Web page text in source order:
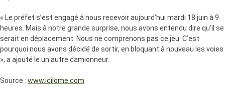
« Le préfet s’est engagé à nous recevoir aujourd’hui mardi 18 juin à 9
heures. Mais à notre grande surprise, nous avons entendu dire qu’il se
serait en déplacement. Nous ne comprenons pas ce jeu. C’est
pourquoi nous avons décidé de sortir, en bloquant à nouveau les voies
», a ajouté le un autre camionneur.
Source : www.icilome.com